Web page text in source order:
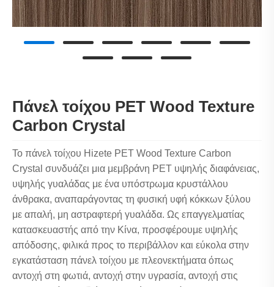
Πάνελ τοίχου PET Wood Texture
Carbon Crystal
Το πάνελ τοίχου Hizete PET Wood Texture Carbon
Crystal συνδυάζει μια μεμβράνη PET υψηλής διαφάνειας,
υψηλής γυαλάδας με ένα υπόστρωμα κρυστάλλου
άνθρακα, αναπαράγοντας τη φυσική υφή κόκκων ξύλου
με απαλή, μη αστραφτερή γυαλάδα. Ως επαγγελματίας
κατασκευαστής από την Κίνα, προσφέρουμε υψηλής
απόδοσης, φιλικά προς το περιβάλλον και εύκολα στην
εγκατάσταση πάνελ τοίχου με πλεονεκτήματα όπως
αντοχή στη φωτιά, αντοχή στην υγρασία, αντοχή στις